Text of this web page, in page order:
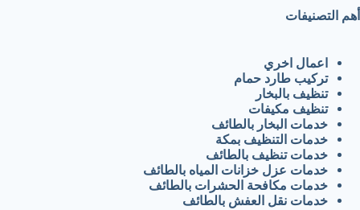
أهم التصنيفات
اعمال اخري
تركيب طارد حمام
تنظيف بالبخار
تنظيف مكيفات
خدمات البخار بالطائف
خدمات التنظيف بمكة
خدمات تنظيف بالطائف
خدمات عزل خزانات المياه بالطائف
خدمات مكافحة الحشرات بالطائف
خدمات نقل العفش بالطائف